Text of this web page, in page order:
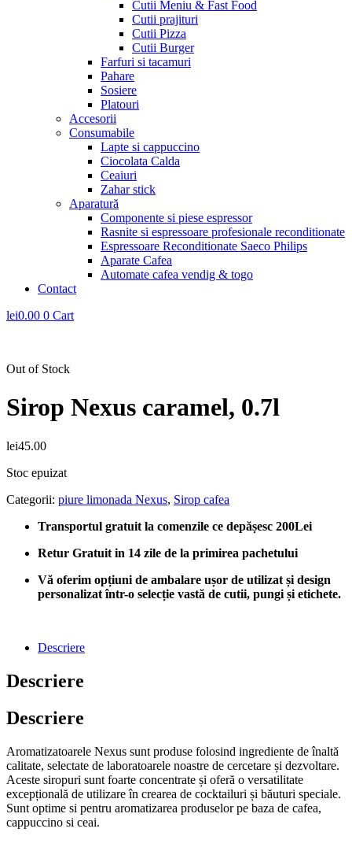
Cutii Meniu & Fast Food
Cutii prajituri
Cutii Pizza
Cutii Burger
Farfuri si tacamuri
Pahare
Sosiere
Platouri
Accesorii
Consumabile
Lapte si cappuccino
Ciocolata Calda
Ceaiuri
Zahar stick
Aparatură
Componente si piese espressor
Rasnite si espressoare profesionale reconditionate
Espressoare Reconditionate Saeco Philips
Aparate Cafea
Automate cafea vendig & togo
Contact
lei0.00 0 Cart
Out of Stock
Sirop Nexus caramel, 0.7l
lei45.00
Stoc epuizat
Categorii: piure limonada Nexus, Sirop cafea
Transportul gratuit la comenzile ce depășesc 200Lei
Retur Gratuit in 14 zile de la primirea pachetului
Vă oferim opțiuni de ambalare ușor de utilizat și design
personalizat într-o selecție vastă de cutii, pungi și etichete.
Descriere
Descriere
Descriere
Aromatizatoarele Nexus sunt produse folosind ingrediente de înaltă
calitate, selectate de laboratoarele noastre de cercetare și dezvoltare.
Aceste siropuri sunt foarte concentrate și oferă o versatilitate
excepțională de utilizare în crearea de cocktailuri și băuturi speciale.
Sunt optime si pentru aromatizarea produselor pe baza de cafea,
cappuccino si ceai.